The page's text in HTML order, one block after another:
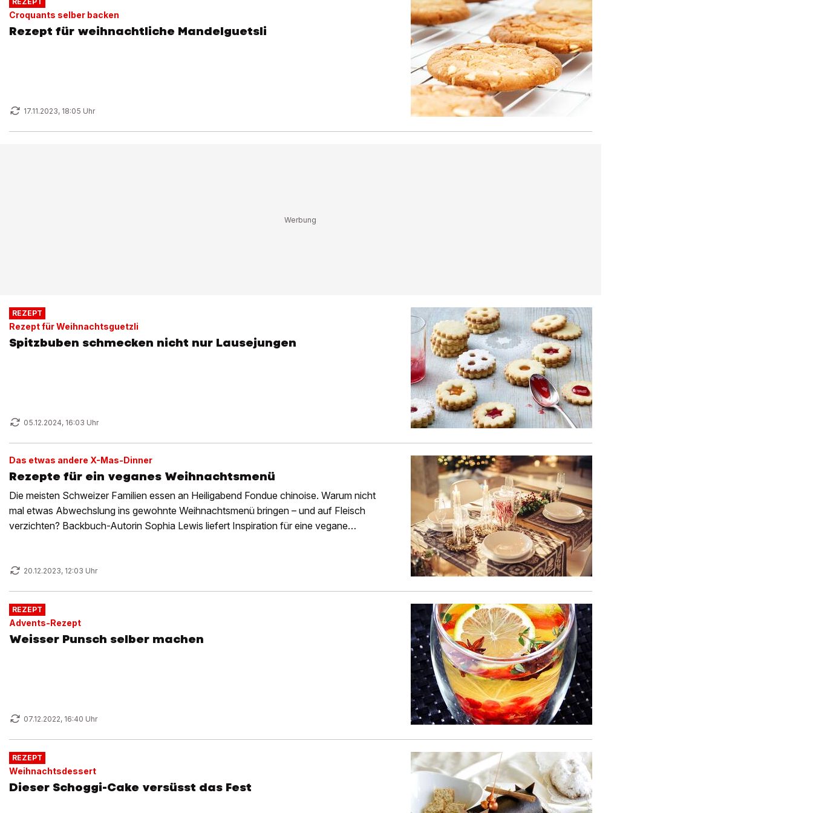
Croquants selber backen
Rezept für weihnachtliche Mandelguetsli
17.11.2023, 18:05 Uhr
REZEPT
Rezept für Weihnachtsguetzli
Spitzbuben schmecken nicht nur Lausejungen
05.12.2024, 16:03 Uhr
Das etwas andere X-Mas-Dinner
Rezepte für ein veganes Weihnachtsmenü
Die meisten Schweizer Familien essen an Heiligabend Fondue chinoise. Warum nicht
mal etwas Abwechslung ins gewohnte Weihnachtsmenü bringen – und auf Fleisch
verzichten? Backbuch-Autorin Sophia Lewis liefert Inspiration für eine vegane
20.12.2023, 12:03 Uhr
REZEPT
Advents-Rezept
Weisser Punsch selber machen
07.12.2022, 16:40 Uhr
REZEPT
Weihnachtsdessert
Dieser Schoggi-Cake versüsst das Fest